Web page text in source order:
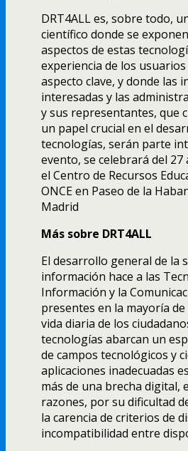
DRT4ALL es, sobre todo,
cientí­fico donde se
aspectos de estas
experiencia de los
aspecto clave, y donde las
interesadas y las
y sus representantes, que
un papel crucial en el
tecnologí­as, serán parte
evento, se celebrará del 27
el Centro de Recursos
ONCE en Paseo de la
Madrid
Más sobre DRT4ALL
El desarrollo general de la
información hace a las
Información y la
presentes en la mayorí­a de
vida diaria de los
tecnologí­as abarcan un
de campos tecnológicos y
aplicaciones inadecuadas
más de una brecha digital,
razones, por su dificultad
la carencia de criterios de
incompatibilidad entre